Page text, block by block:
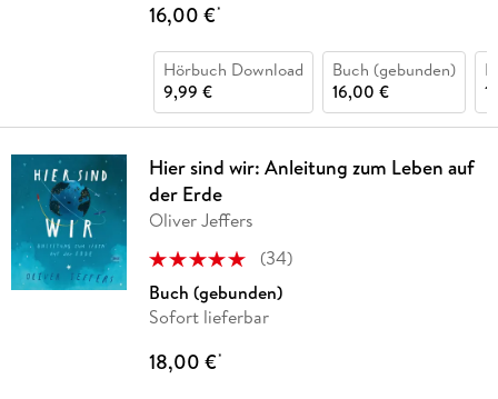
16,00 €*
Hörbuch Download
9,99 €
Buch (gebunden)
16,00 €
Hier sind wir: Anleitung zum Leben auf
der Erde
Oliver Jeffers
(34)
Buch (gebunden)
Sofort lieferbar
18,00 €*